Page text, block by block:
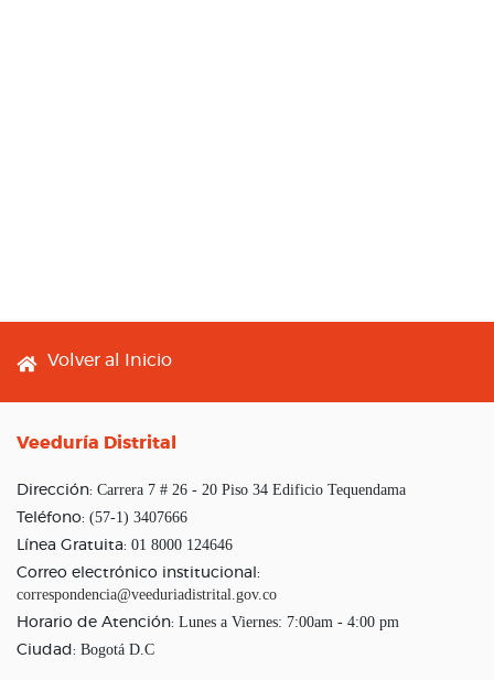
Footer menu
Volver al Inicio
Veeduría Distrital
Dirección: Carrera 7 # 26 - 20 Piso 34 Edificio Tequendama
Teléfono: (57-1) 3407666
Línea Gratuita: 01 8000 124646
Correo electrónico institucional:
correspondencia@veeduriadistrital.gov.co
Horario de Atención: Lunes a Viernes: 7:00am - 4:00 pm
Ciudad: Bogotá D.C